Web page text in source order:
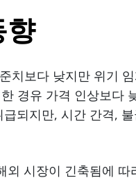
향
치보다 낮지만 위기
경유 가격 인상보다
되지만, 시간 간격,
시장이 긴축됨에